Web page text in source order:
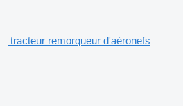
tracteur remorqueur d'aéronefs